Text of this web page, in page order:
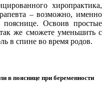
хиропрактика,
– возможно, именно
Освоив простые
же сможете уменьшить с
в спине во время родов.
в пояснице при беременности